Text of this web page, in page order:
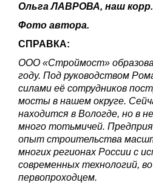
Ольга ЛАВРОВА, наш корр.
Фото автора.
СПРАВКА:
ООО «Строймост»
году. Под руководством
силами её сотрудников
мосты в нашем округе.
находится в Вологде, но в
много тотьмичей.
опыт строительства
многих регионах России с
современных технологий,
первопроходцем.